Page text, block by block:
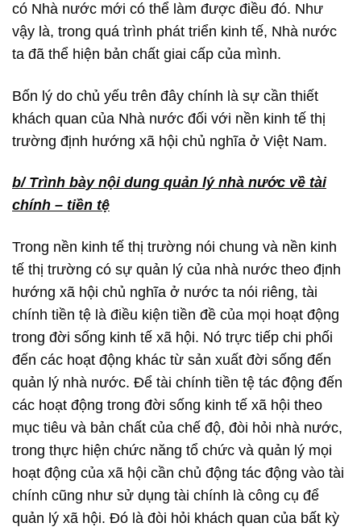
có Nhà nước mới có thể làm được điều đó. Như
vậy là, trong quá trình phát triển kinh tế, Nhà nước
ta đã thể hiện bản chất giai cấp của mình.
Bốn lý do chủ yếu trên đây chính là sự cần thiết
khách quan của Nhà nước đối với nền kinh tế thị
trường định hướng xã hội chủ nghĩa ở Việt Nam.
b/ Trình bày nội dung quản lý nhà nước về tài
chính – tiền tệ
Trong nền kinh tế thị trường nói chung và nền kinh
tế thị trường có sự quản lý của nhà nước theo định
hướng xã hội chủ nghĩa ở nước ta nói riêng, tài
chính tiền tệ là điều kiện tiền đề của mọi hoạt động
trong đời sống kinh tế xã hội. Nó trực tiếp chi phối
đến các hoạt động khác từ sản xuất đời sống đến
quản lý nhà nước. Để tài chính tiền tệ tác động đến
các hoạt động trong đời sống kinh tế xã hội theo
mục tiêu và bản chất của chế độ, đòi hỏi nhà nước,
trong thực hiện chức năng tổ chức và quản lý mọi
hoạt động của xã hội cần chủ động tác động vào tài
chính cũng như sử dụng tài chính là công cụ để
quản lý xã hội. Đó là đòi hỏi khách quan của bất kỳ